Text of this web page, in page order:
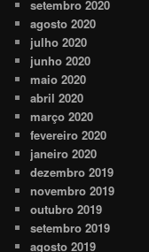
setembro 2020
agosto 2020
julho 2020
junho 2020
maio 2020
abril 2020
março 2020
fevereiro 2020
janeiro 2020
dezembro 2019
novembro 2019
outubro 2019
setembro 2019
agosto 2019